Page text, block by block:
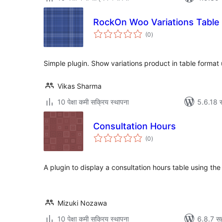
RockOn Woo Variations Table
(0एकूण
मूल्यांकन
)
Simple plugin. Show variations product in table format
Vikas Sharma
10 पेक्षा कमी सक्रिय स्थापना
5.6.18
Consultation Hours
(0एकूण
मूल्यांकन
)
A plugin to display a consultation hours table using
Mizuki Nozawa
10 पेक्षा कमी सक्रिय स्थापना
6.8.7